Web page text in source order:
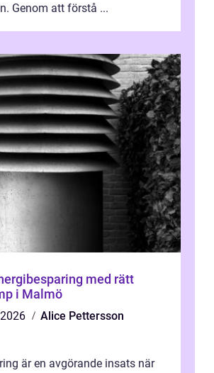
Genom att förstå ...
med rätt
i Malmö
Alice Pettersson
är en avgörande insats när